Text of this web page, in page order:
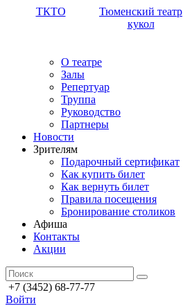
ТКТО
Тюменский театр
кукол
О театре
Залы
Репертуар
Труппа
Руководство
Партнеры
Новости
Зрителям
Подарочный сертификат
Как купить билет
Как вернуть билет
Правила посещения
Бронирование столиков
Афиша
Контакты
Акции
+7 (3452) 68-77-77
Войти